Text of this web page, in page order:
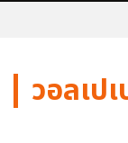
วอลเป